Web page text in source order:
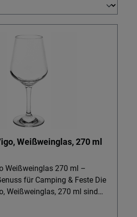
Weißweinglas, 270 ml
Weißweinglas 270 ml –
für Camping & Feste Die
Weißweinglas, 270 ml sind